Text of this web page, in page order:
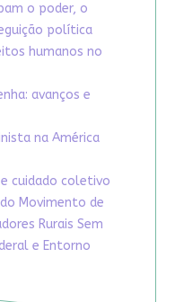
o poder, o
política
humanos no
avanços e
na América
cuidado coletivo
do Movimento de
Rurais Sem
e Entorno